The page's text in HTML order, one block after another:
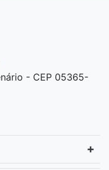
- CEP 05365-